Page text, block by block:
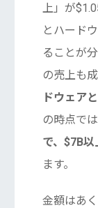
上」が
とハード
ることが
の売上も
ドウェア
の時点では
で、$7B以
ます。
金額はあ